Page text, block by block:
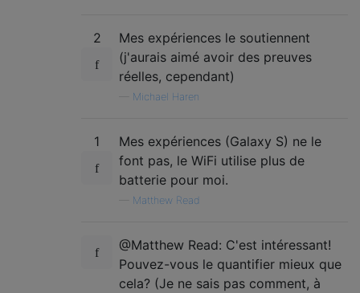
2
Mes expériences le soutiennent
(j'aurais aimé avoir des preuves
réelles, cependant)
Michael Haren
1
Mes expériences (Galaxy S) ne le
font pas, le WiFi utilise plus de
batterie pour moi.
Matthew Read
@Matthew Read: C'est intéressant!
Pouvez-vous le quantifier mieux que
cela? (Je ne sais pas comment, à